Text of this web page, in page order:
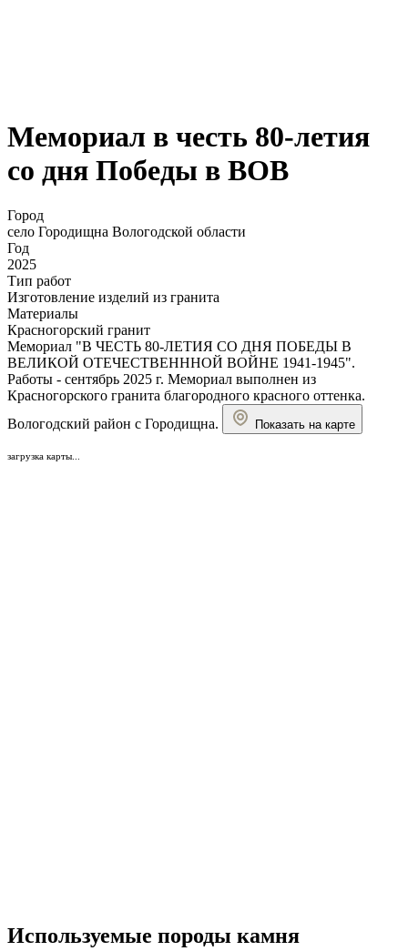
Мемориал в честь 80-летия
со дня Победы в ВОВ
Город
село Городищна Вологодской области
Год
2025
Тип работ
Изготовление изделий из гранита
Материалы
Красногорский гранит
Мемориал "В ЧЕСТЬ 80-ЛЕТИЯ СО ДНЯ ПОБЕДЫ В
ВЕЛИКОЙ ОТЕЧЕСТВЕНННОЙ ВОЙНЕ 1941-1945".
Работы - сентябрь 2025 г. Мемориал выполнен из
Красногорского гранита благородного красного оттенка.
Вологодский район с Городищна.
Показать на карте
загрузка карты...
Используемые породы камня